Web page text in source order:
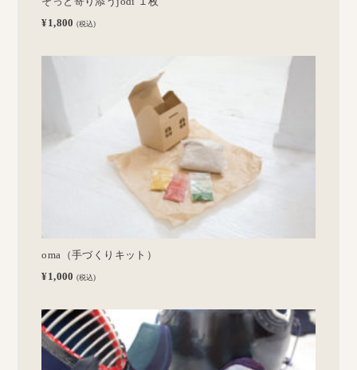
¥1,800(税込)
oma（手づくりキット）
¥1,000(税込)